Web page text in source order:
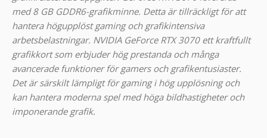
med 8 GB GDDR6-grafikminne. Detta är tillräckligt för att
hantera högupplöst gaming och grafikintensiva
arbetsbelastningar. NVIDIA GeForce RTX 3070 ett kraftfullt
grafikkort som erbjuder hög prestanda och många
avancerade funktioner för gamers och grafikentusiaster.
Det är särskilt lämpligt för gaming i hög upplösning och
kan hantera moderna spel med höga bildhastigheter och
imponerande grafik.